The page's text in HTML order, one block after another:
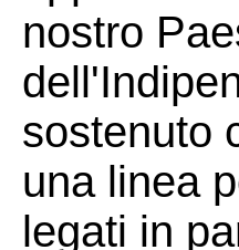
nostro
sostenuto
una linea
legati in